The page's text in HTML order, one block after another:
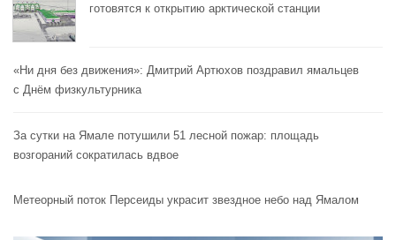
готовятся к открытию арктической станции
«Ни дня без движения»: Дмитрий Артюхов поздравил ямальцев
с Днём физкультурника
За сутки на Ямале потушили 51 лесной пожар: площадь
возгораний сократилась вдвое
Метеорный поток Персеиды украсит звездное небо над Ямалом